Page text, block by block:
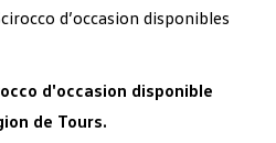
d’occasion disponibles
d'occasion disponible
de Tours.